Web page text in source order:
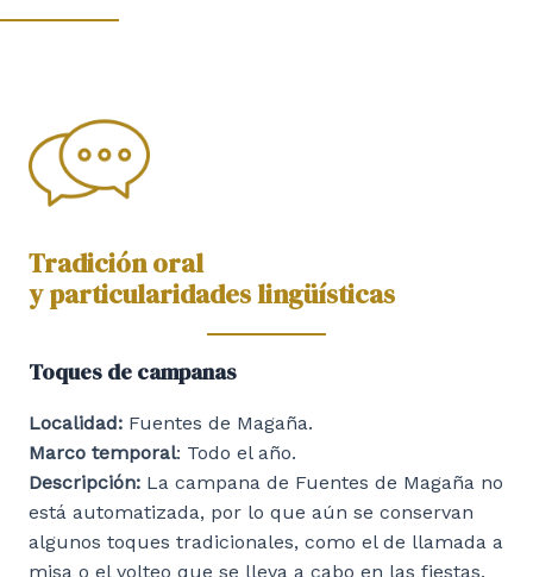
Tradición oral
y particularidades lingüísticas
Toques de campanas
Localidad: Fuentes de Magaña.
Marco temporal: Todo el año.
Descripción: La campana de Fuentes de Magaña no
está automatizada, por lo que aún se conservan
algunos toques tradicionales, como el de llamada a
misa o el volteo que se lleva a cabo en las fiestas.